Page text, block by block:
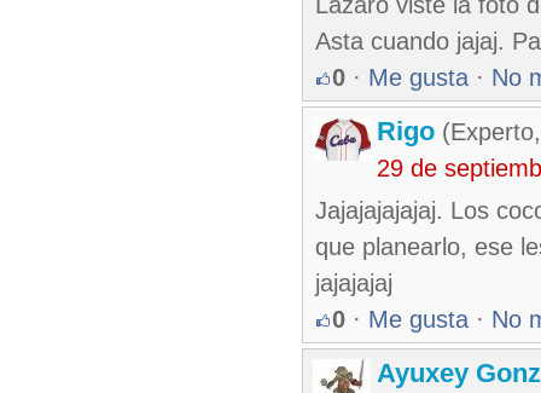
Asta cuando jajaj.
0 · Me gusta · No
Rigo
29 de
Jajajajajajaj. Los
que planearlo, ese
jajajajaj
0 · Me gusta · No
Ayuxey